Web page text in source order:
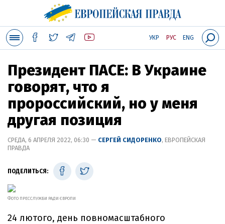
УКР РУС ENG
Президент ПАСЕ: В Украине
говорят, что я
пророссийский, но у меня
другая позиция
СРЕДА, 6 АПРЕЛЯ 2022, 06:30 — СЕРГЕЙ СИДОРЕНКО, ЕВРОПЕЙСКАЯ
ПРАВДА
ПОДЕЛИТЬСЯ:
ФОТО ПРЕССЛУЖБИ РАДИ ЄВРОПИ
24 лютого, день повномасштабного